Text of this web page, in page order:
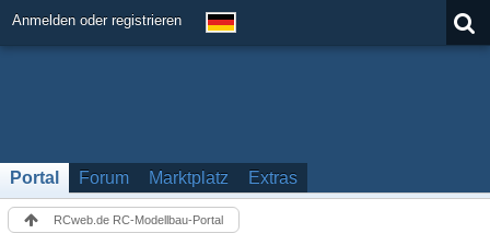
Anmelden oder registrieren
Portal Forum Marktplatz Extras
RCweb.de RC-Modellbau-Portal